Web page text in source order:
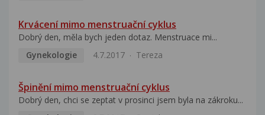
Krvácení mimo menstruační cyklus
Dobrý den, měla bych jeden dotaz. Menstruace mi...
Gynekologie
4.7.2017 Tereza
Špinění mimo menstruační cyklus
Dobrý den, chci se zeptat v prosinci jsem byla na zákroku...